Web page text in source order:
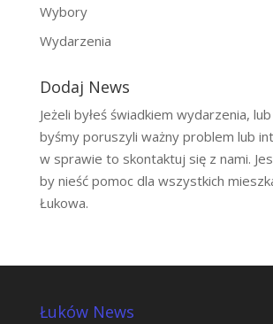
Wybory
Wydarzenia
Dodaj News
Jeżeli byłeś świadkiem wydarzenia,
byśmy poruszyli ważny problem lub
w sprawie to skontaktuj się z nami.
by nieść pomoc dla wszystkich
Łukowa.
Łuków News